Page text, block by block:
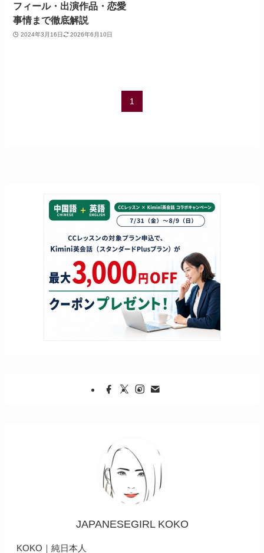
フィール・出演作品・恋愛
事情まで徹底解説
2024年3月16日 2026年6月10日
1
JAPANESEGIRL KOKO
KOKO｜純日本人